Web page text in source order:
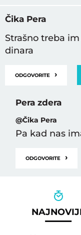
Čika Pera
Strašno treba
dinara
ODGOVORITE ›
Pera zdera
@Čika Pera
Pa kad nas
ODGOVORITE ›